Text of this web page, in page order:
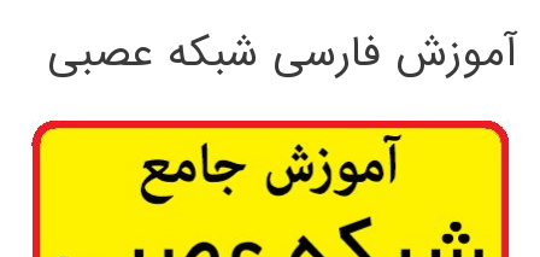
آموزش فارسی شبکه عصبی